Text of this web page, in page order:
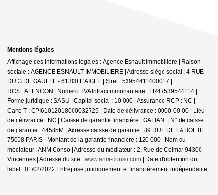
Mentions légales
Affichage des informations légales : Agence Esnault immobilière | Raison
sociale : AGENCE ESNAULT IMMOBILIERE | Adresse siège social : 4 RUE
DU G DE GAULLE - 61300 L'AIGLE | Siret : 53954411400017 |
RCS : ALENCON | Numero TVA Intracommunautaire : FR47539544114 |
Forme juridique : SASU | Capital social : 10 000 | Assurance RCP : NC |
Carte T : CPI61012018000032725 | Date de délivrance : 0000-00-00 | Lieu
de délivrance : NC | Caisse de garantie financière : GALIAN. | N° de caisse
de garantie : 44585M | Adresse caisse de garantie : 89 RUE DE LA BOETIE
75008 PARIS | Montant de la garantie financière : 120 000 | Nom du
médiateur : ANM Conso | Adresse du médiateur : 2, Rue de Colmar 94300
Vincennes | Adresse du site : www.anm-conso.com | Date d'obtention du
label : 01/02/2022 Entreprise juridiquement et financièrement indépendante